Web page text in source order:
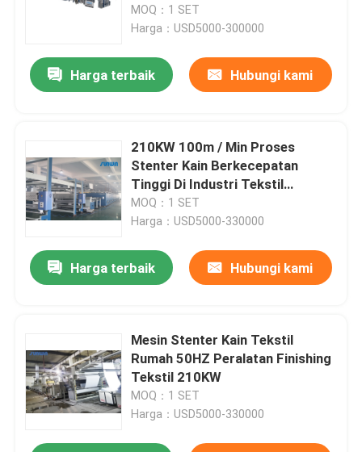
MOQ：1 SET
Harga：USD5000-300000
Harga terbaik Hubungi kami
210KW 100m / Min Proses
Stenter Kain Berkecepatan
Tinggi Di Industri Tekstil
2800mm
MOQ：1 SET
Harga：USD5000-330000
Harga terbaik Hubungi kami
Mesin Stenter Kain Tekstil
Rumah 50HZ Peralatan Finishing
Tekstil 210KW
MOQ：1 SET
Harga：USD5000-330000